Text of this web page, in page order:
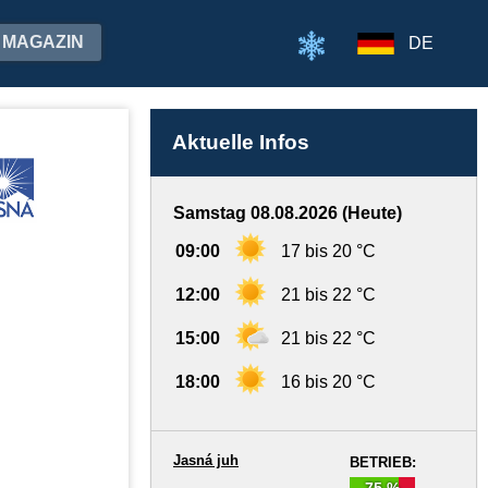
MAGAZIN DE
Aktuelle Infos
Samstag 08.08.2026 (Heute)
09:00 17 bis 20 °C
12:00 21 bis 22 °C
15:00 21 bis 22 °C
18:00 16 bis 20 °C
BETRIEB:
Jasná juh